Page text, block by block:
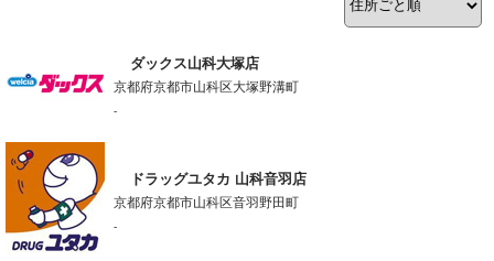
ダックス山科大塚店
京都府京都市山科区大塚野溝町
-
ドラッグユタカ 山科音羽店
京都府京都市山科区音羽野田町
-